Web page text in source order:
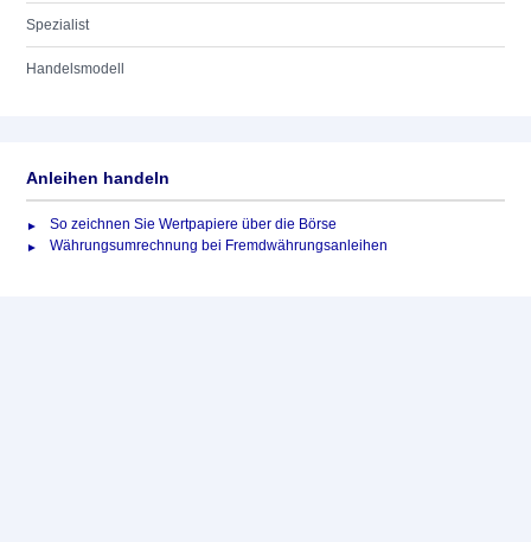
Spezialist
Handelsmodell
Anleihen handeln
So zeichnen Sie Wertpapiere über die Börse
Währungsumrechnung bei Fremdwährungsanleihen